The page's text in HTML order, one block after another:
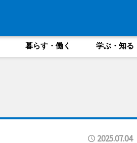
暮らす・働く 学ぶ・知る
2025.07.04